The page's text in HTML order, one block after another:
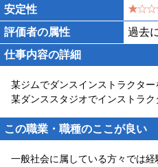
安定性
評価者の属性
過去
仕事内容の詳細
某ジムでダンスインストラクター
某ダンススタジオでインストラク
この職業・職種のここが良い
一般社会に属している方々では